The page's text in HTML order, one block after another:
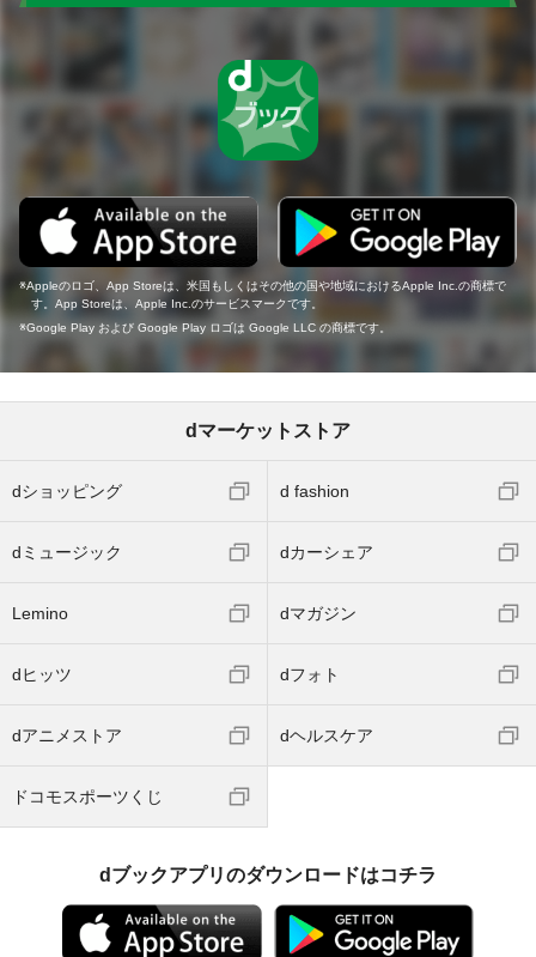
Appleのロゴ、App Storeは、米国もしくはその他の国や地域におけるApple Inc.の商標で
す。App Storeは、Apple Inc.のサービスマークです。
Google Play および Google Play ロゴは Google LLC の商標です。
dマーケットストア
dショッピング d fashion
dミュージック dカーシェア
Lemino dマガジン
dヒッツ dフォト
dアニメストア dヘルスケア
ドコモスポーツくじ
dブックアプリのダウンロードはコチラ